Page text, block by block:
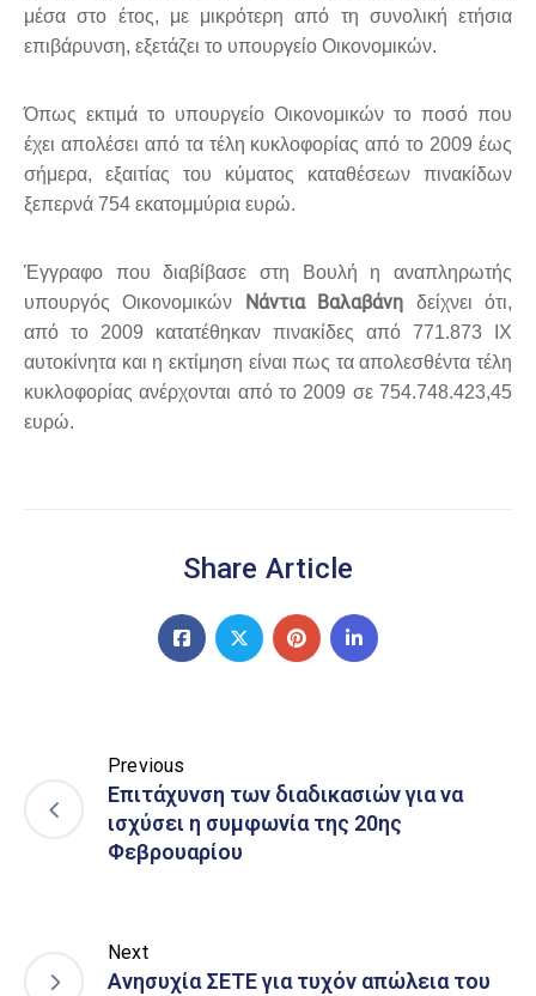
μέσα στο έτος, με μικρότερη από τη συνολική ετήσια
επιβάρυνση, εξετάζει το υπουργείο Οικονομικών.
Όπως εκτιμά το υπουργείο Οικονομικών το ποσό που
έχει απολέσει από τα τέλη κυκλοφορίας από το 2009 έως
σήμερα, εξαιτίας του κύματος καταθέσεων πινακίδων
ξεπερνά 754 εκατομμύρια ευρώ.
Έγγραφο που διαβίβασε στη Βουλή η αναπληρωτής
υπουργός Οικονομικών
Νάντια Βαλαβάνη δείχνει ότι,
από το 2009 κατατέθηκαν πινακίδες από 771.873 ΙΧ
αυτοκίνητα και η εκτίμηση είναι πως τα απολεσθέντα τέλη
κυκλοφορίας ανέρχονται από το 2009 σε 754.748.423,45
ευρώ.
Share Article
Previous
Επιτάχυνση των διαδικασιών για να
ισχύσει η συμφωνία της 20ης
Φεβρουαρίου
Next
Ανησυχία ΣΕΤΕ για τυχόν απώλεια του